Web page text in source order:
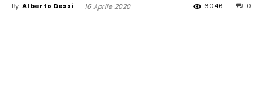
By Alberto Dessi - 16 Aprile 2020 0
6046